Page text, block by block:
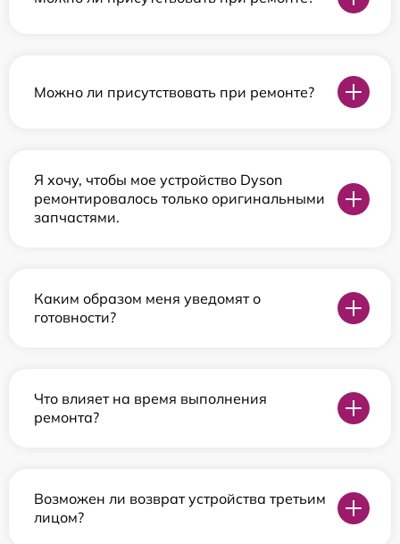
Можно ли присутствовать при ремонте?
Я хочу, чтобы мое устройство Dyson
ремонтировалось только оригинальными
запчастями.
Каким образом меня уведомят о
готовности?
Что влияет на время выполнения
ремонта?
Возможен ли возврат устройства третьим
лицом?